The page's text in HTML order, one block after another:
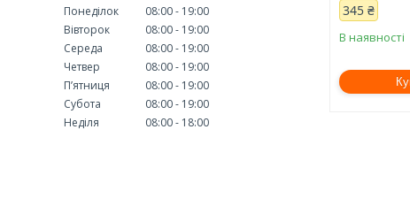
345 ₴
В наявності
Понеділок 08:00
19:00
Вівторок
08:00
19:00
Середа
08:00
19:00
Четвер
08:00
19:00
Пʼятниця
08:00
19:00
Субота
08:00
19:00
Неділя
08:00 18:00